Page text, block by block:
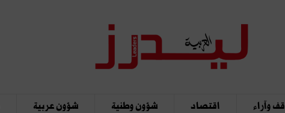
وآراء اقتصاد شؤون وطنية شؤون عربية